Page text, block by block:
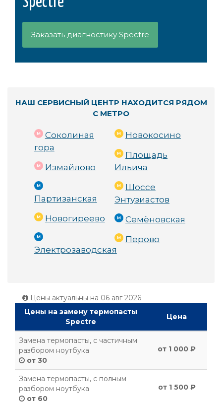
Заказать диагностику Spectre
НАШ СЕРВИСНЫЙ ЦЕНТР НАХОДИТСЯ РЯДОМ
С МЕТРО
Соколиная
гора
Измайлово
Партизанская
Новогиреево
Электрозаводская
Новокосино
Площадь
Ильича
Шоссе
Энтузиастов
Семёновская
Перово
Цены актуальны на 06 авг 2026
Цены на замену термопасты
Spectre
Цена
Замена термопасты, с частичным
разбором ноутбука
от 30
от 1 000 ₽
Замена термопасты, с полным
разбором ноутбука
от 60
от 1 500 ₽